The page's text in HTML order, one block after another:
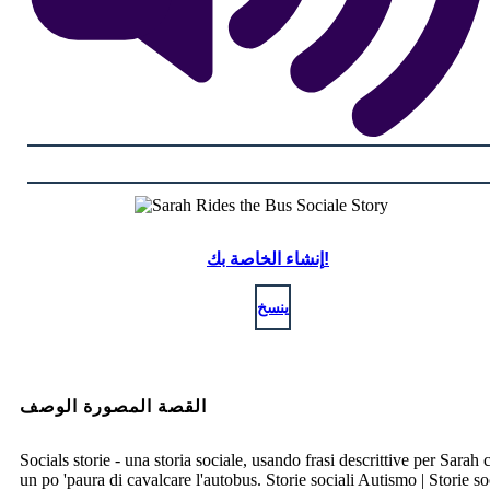
إنشاء الخاصة بك!
ينسخ
القصة المصورة الوصف
Socials storie - una storia sociale, usando frasi descrittive per Sarah
un po 'paura di cavalcare l'autobus. Storie sociali Autismo | Storie